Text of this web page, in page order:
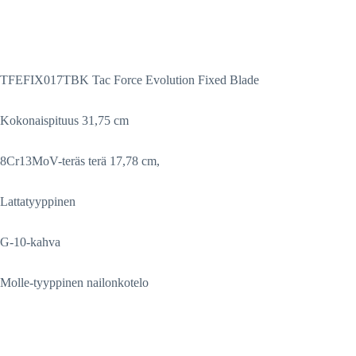
TFEFIX017TBK Tac Force Evolution Fixed Blade
Kokonaispituus 31,75 cm
8Cr13MoV-teräs terä 17,78 cm,
Lattatyyppinen
G-10-kahva
Molle-tyyppinen nailonkotelo